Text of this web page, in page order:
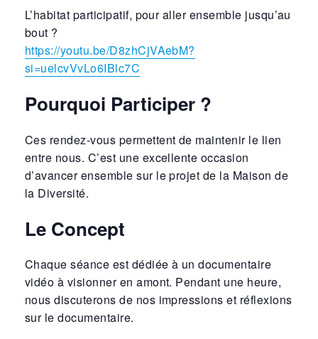
L’habitat participatif, pour aller ensemble jusqu’au
bout ?
https://youtu.be/D8zhCjVAebM?
si=uelcvVvLo6IBlc7C
Pourquoi Participer ?
Ces rendez-vous permettent de maintenir le lien
entre nous. C’est une excellente occasion
d’avancer ensemble sur le projet de la Maison de
la Diversité.
Le Concept
Chaque séance est dédiée à un documentaire
vidéo à visionner en amont. Pendant une heure,
nous discuterons de nos impressions et réflexions
sur le documentaire.